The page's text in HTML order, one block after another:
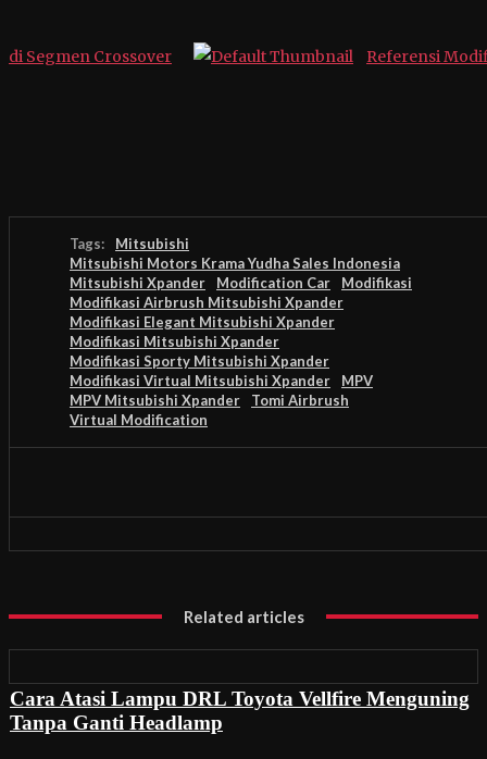
di Segmen Crossover Referensi
Tags:
Mitsubishi
Mitsubishi Motors Krama Yudha Sales Indonesia
Mitsubishi Xpander
Modification Car
Modifikasi
Modifikasi Airbrush Mitsubishi Xpander
Modifikasi Elegant Mitsubishi Xpander
Modifikasi Mitsubishi Xpander
Modifikasi Sporty Mitsubishi Xpander
Modifikasi Virtual Mitsubishi Xpander
MPV
MPV Mitsubishi Xpander
Tomi Airbrush
Virtual Modification
Related articles
Cara Atasi Lampu DRL Toyota Vellfire Menguning
Tanpa Ganti Headlamp